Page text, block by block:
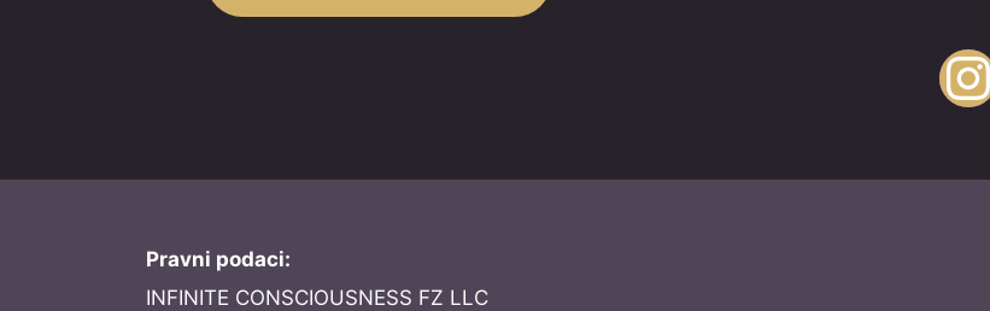
Instagram
Pravni podaci:
INFINITE CONSCIOUSNESS FZ LLC